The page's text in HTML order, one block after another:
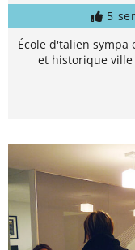
5
École d'talien sympa
et historique